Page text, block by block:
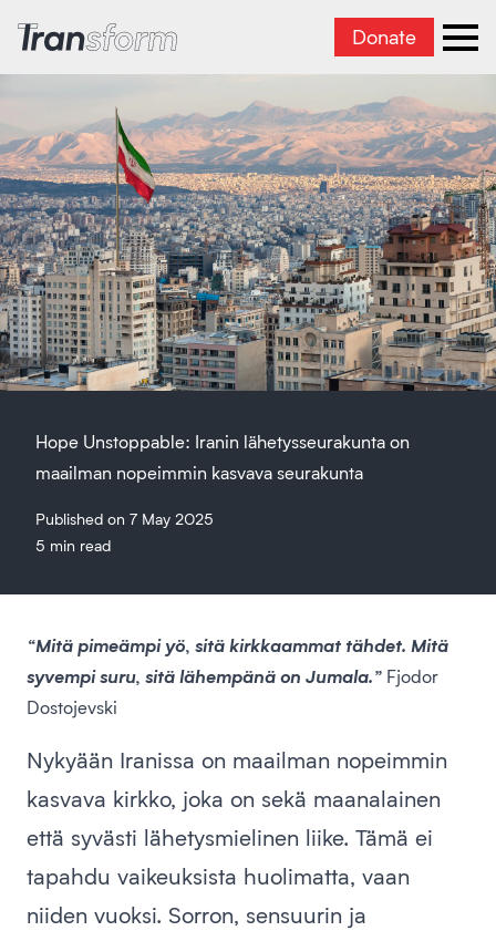
Transform Iran Donate
Hope Unstoppable: Iranin lähetysseurakunta on
maailman nopeimmin kasvava seurakunta
Published on 7 May 2025
5 min read
“Mitä pimeämpi yö, sitä kirkkaammat tähdet. Mitä
syvempi suru, sitä lähempänä on Jumala.” Fjodor
Dostojevski
Nykyään Iranissa on maailman nopeimmin
kasvava kirkko, joka on sekä maanalainen
että syvästi lähetysmielinen liike. Tämä ei
tapahdu vaikeuksista huolimatta, vaan
niiden vuoksi. Sorron, sensuurin ja